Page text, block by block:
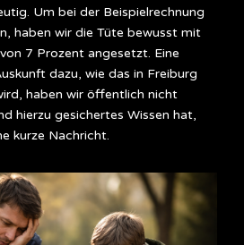
Um bei der Beispielrechnung
haben wir die Tüte bewusst mit
7 Prozent angesetzt. Eine
dazu, wie das in Freiburg
haben wir öffentlich nicht
hierzu gesichertes Wissen hat,
kurze Nachricht.